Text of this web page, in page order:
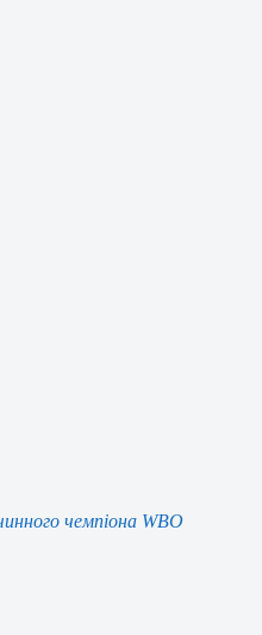
чемпіона WBO